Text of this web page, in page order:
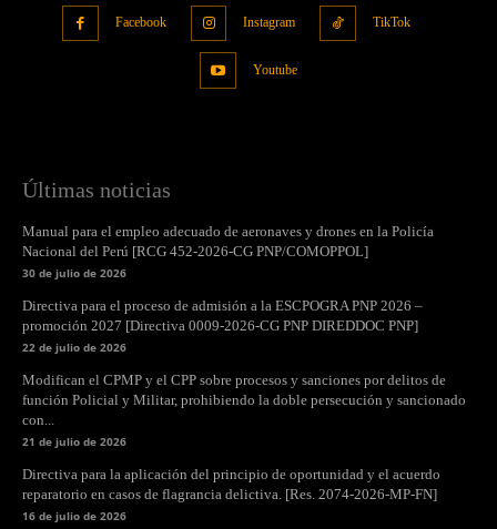
Facebook Instagram TikTok
Youtube
Últimas noticias
Manual para el empleo adecuado de aeronaves y drones en la Policía
Nacional del Perú [RCG 452-2026-CG PNP/COMOPPOL]
30 de julio de 2026
Directiva para el proceso de admisión a la ESCPOGRA PNP 2026 –
promoción 2027 [Directiva 0009-2026-CG PNP DIREDDOC PNP]
22 de julio de 2026
Modifican el CPMP y el CPP sobre procesos y sanciones por delitos de
función Policial y Militar, prohibiendo la doble persecución y sancionado
con...
21 de julio de 2026
Directiva para la aplicación del principio de oportunidad y el acuerdo
reparatorio en casos de flagrancia delictiva. [Res. 2074-2026-MP-FN]
16 de julio de 2026